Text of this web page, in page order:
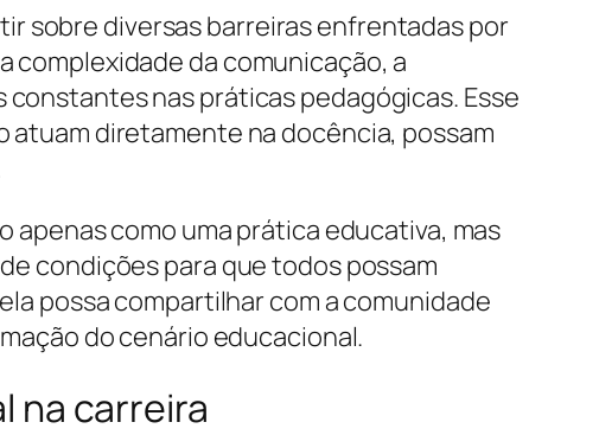
sobre diversas barreiras enfrentadas por
complexidade da comunicação, a
nas práticas pedagógicas. Esse
diretamente na docência, possam
apenas como uma prática educativa, mas
condições para que todos possam
possa compartilhar com a comunidade
do cenário educacional.
na carreira